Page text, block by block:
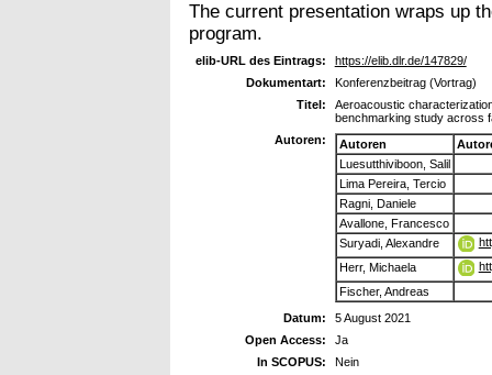
The current presentation wraps up
program.
elib-URL des Eintrags:
https://elib.dlr.de/147829/
Dokumentart:
Konferenzbeitrag (Vortrag)
Titel:
Aeroacoustic
benchmarking study across
Autoren:
Autoren
Luesutthiviboon, Salil
Lima Pereira, Tercio
Ragni, Daniele
Avallone, Francesco
Suryadi, Alexandre
Herr, Michaela
Fischer, Andreas
Datum:
5 August 2021
Open Access:
Ja
In SCOPUS:
Nein